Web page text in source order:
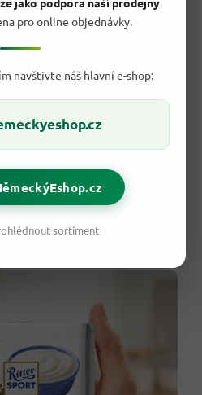
pro online objednávky.
navštivte náš hlavní e-shop:
Chci si jen prohlédnout sortiment
ale umí proměnit obyčejnou